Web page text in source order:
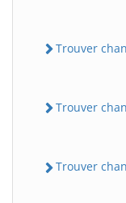
Trouver
Trouver
Trouver